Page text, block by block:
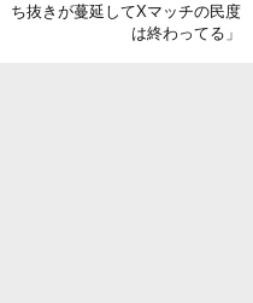
ち抜きが蔓延してXマッチの民度
は終わってる」